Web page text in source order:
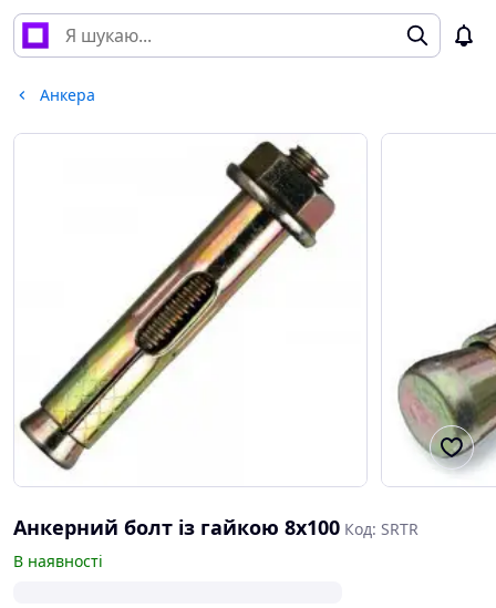
Анкера
Анкерний болт із гайкою 8х100 Код: SRTR
В наявності